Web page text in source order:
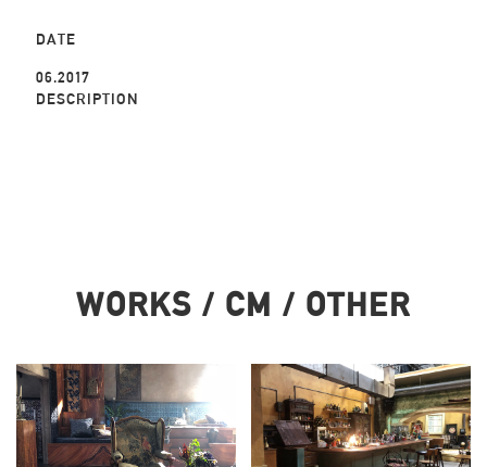
DATE
06.2017
DESCRIPTION
WORKS / CM / OTHER